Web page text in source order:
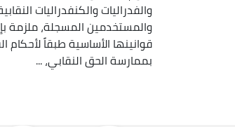
والفدراليات والكنفدراليات
والمستخدمين المسجلة، ملزمة
قوانينها الأساسية طبقاً لأحكام
بممارسة الحق النقابي، ...